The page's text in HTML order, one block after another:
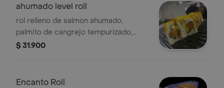
ahumado level roll
rol relleno de salmon ahumado,
palmito de cangrejo tempurizado,
aguacate, queso crema, topping de
$ 31.900
Encanto Roll